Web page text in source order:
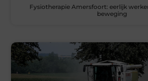
Fysiotherapie Amersfoort: eerlijk
beweging